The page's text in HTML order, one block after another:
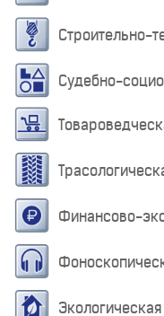
Строительно-
Судебно-
Финансово-